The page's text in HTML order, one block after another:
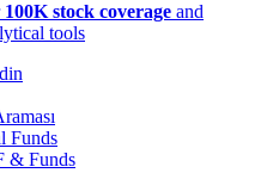
100K stock coverage and
tools
Funds
& Funds